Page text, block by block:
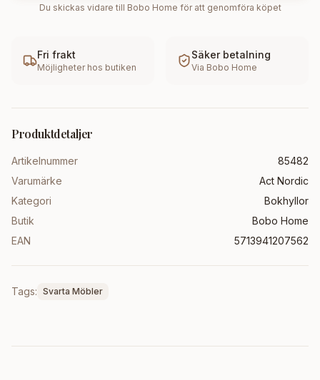
Du skickas vidare till Bobo Home för att genomföra köpet
Fri frakt
Möjligheter hos butiken
Säker betalning
Via Bobo Home
Produktdetaljer
Artikelnummer
85482
Varumärke
Act Nordic
Kategori
Bokhyllor
Butik
Bobo Home
EAN
5713941207562
Tags: Svarta Möbler